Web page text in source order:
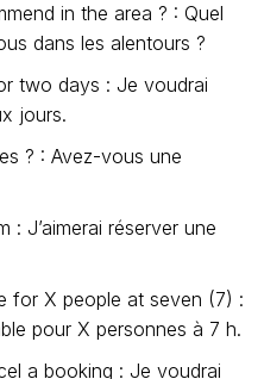
in the area ? : Quel
dans les alentours ?
two days : Je voudrai
jours.
? : Avez-vous une
J’aimerai réserver une
for X people at seven (7) :
pour X personnes à 7 h.
a booking : Je voudrai